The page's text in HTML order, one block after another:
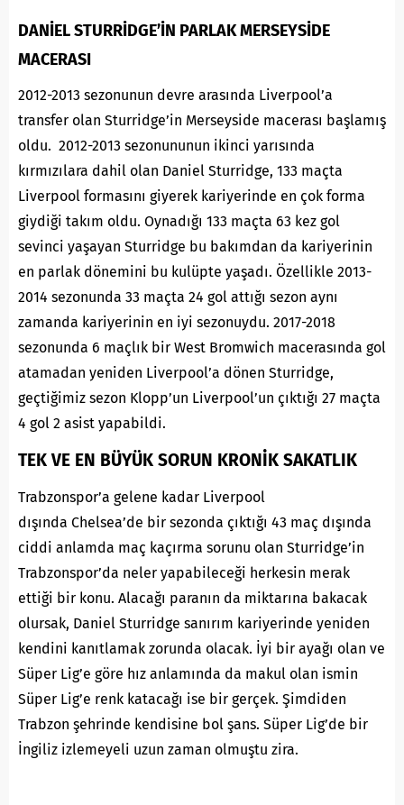
DANİEL STURRİDGE’İN PARLAK MERSEYSİDE
MACERASI
2012-2013 sezonunun devre arasında Liverpool’a
transfer olan Sturridge’in Merseyside macerası başlamış
oldu. 2012-2013 sezonununun ikinci yarısında
kırmızılara dahil olan Daniel Sturridge, 133 maçta
Liverpool formasını giyerek kariyerinde en çok forma
giydiği takım oldu. Oynadığı 133 maçta 63 kez gol
sevinci yaşayan Sturridge bu bakımdan da kariyerinin
en parlak dönemini bu kulüpte yaşadı. Özellikle 2013-
2014 sezonunda 33 maçta 24 gol attığı sezon aynı
zamanda kariyerinin en iyi sezonuydu. 2017-2018
sezonunda 6 maçlık bir West Bromwich macerasında gol
atamadan yeniden Liverpool’a dönen Sturridge,
geçtiğimiz sezon Klopp’un Liverpool’un çıktığı 27 maçta
4 gol 2 asist yapabildi.
TEK VE EN BÜYÜK SORUN KRONİK SAKATLIK
Trabzonspor’a gelene kadar Liverpool
dışında Chelsea’de bir sezonda çıktığı 43 maç dışında
ciddi anlamda maç kaçırma sorunu olan Sturridge’in
Trabzonspor’da neler yapabileceği herkesin merak
ettiği bir konu. Alacağı paranın da miktarına bakacak
olursak, Daniel Sturridge sanırım kariyerinde yeniden
kendini kanıtlamak zorunda olacak. İyi bir ayağı olan ve
Süper Lig’e göre hız anlamında da makul olan ismin
Süper Lig’e renk katacağı ise bir gerçek. Şimdiden
Trabzon şehrinde kendisine bol şans. Süper Lig’de bir
İngiliz izlemeyeli uzun zaman olmuştu zira.